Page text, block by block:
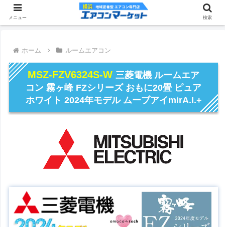
ホーム ルームエアコン
MSZ-FZV6324S-W 三菱電機 ルームエア
コン 霧ヶ峰 FZシリーズ おもに20畳 ピュア
ホワイト 2024年モデル ムーブアイmirA.I.+
メニュー 検索